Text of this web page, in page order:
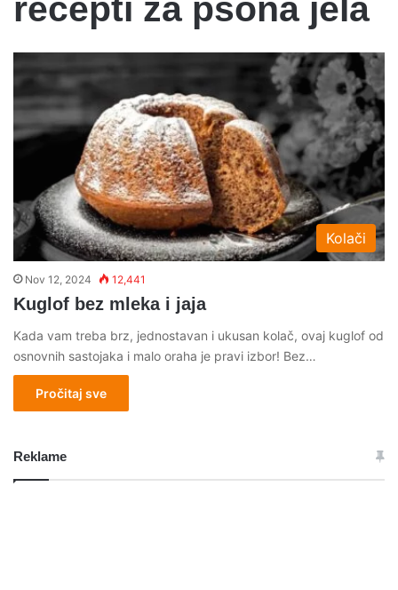
recepti za psona jela
Kolači
Nov 12, 2024 12,441
Kuglof bez mleka i jaja
Kada vam treba brz, jednostavan i ukusan kolač, ovaj kuglof od
osnovnih sastojaka i malo oraha je pravi izbor! Bez…
Pročitaj sve
Reklame